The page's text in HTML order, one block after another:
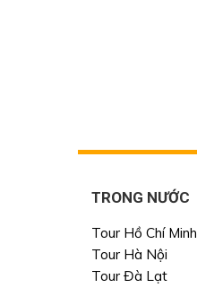
TRONG NƯỚC
Tour Hồ Chí Minh
Tour Hà Nội
Tour Đà Lạt